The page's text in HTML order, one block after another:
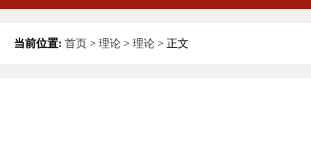
当前位置: 首页 > 理论 > 理论 > 正文